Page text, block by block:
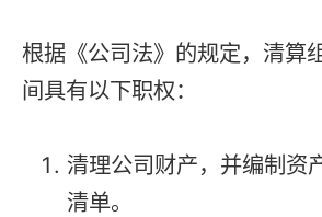
根据《公司法》的规定，清算
间具有以下职权：
清理公司财产，并编制资
清单。